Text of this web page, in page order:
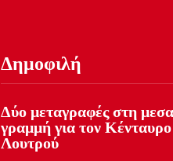
Δημοφιλή
Δύο μεταγραφές στη
γραμμή για τον Κένταυρο
Λουτρού